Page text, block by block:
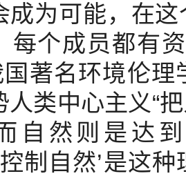
成为可能，在
每个成员都有
国著名环境伦
人类中心主义“
自然则是达
控制自然’是这